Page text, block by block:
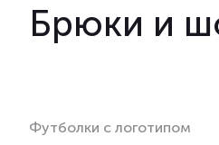
Брюки и
Футболки с логотипом